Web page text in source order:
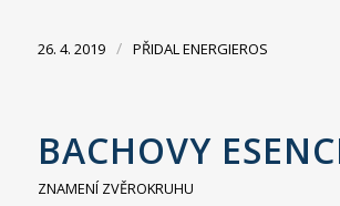
26. 4. 2019 / PŘIDALENERGIEROS
BACHOVY
ZNAMENÍ ZVĚROKRUHU